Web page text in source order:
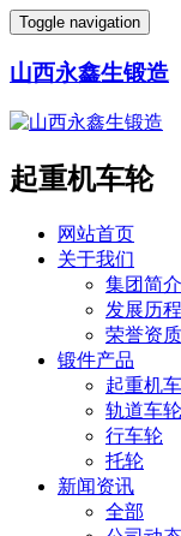
Toggle navigation
山西永鑫生锻造
起重机车轮
网站首页
关于我们
集团简介
发展历程
荣誉资质
锻件产品
起重机
轨道车轮
行车轮
托轮
新闻资讯
全部